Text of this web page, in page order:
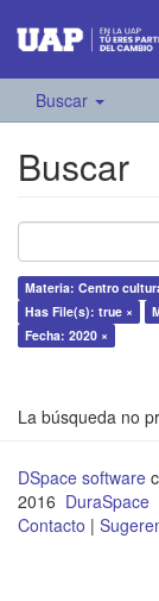
Buscar
Buscar
Materia: Centro
Has File(s): true ×
Fecha: 2020 ×
La búsqueda no
DSpace software
2016 DuraSpace
Contacto |